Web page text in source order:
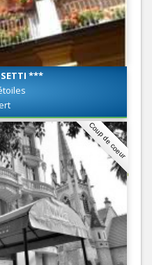
***
Coup de coeur